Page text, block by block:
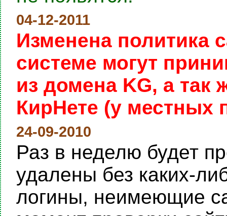
04-12-2011
Изменена политика
системе могут
из домена KG, а
КирНете (у местных
24-09-2010
Раз в неделю будет
удалены без каких-
логины, неимеющие